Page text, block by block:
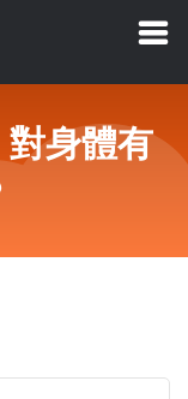
身體有